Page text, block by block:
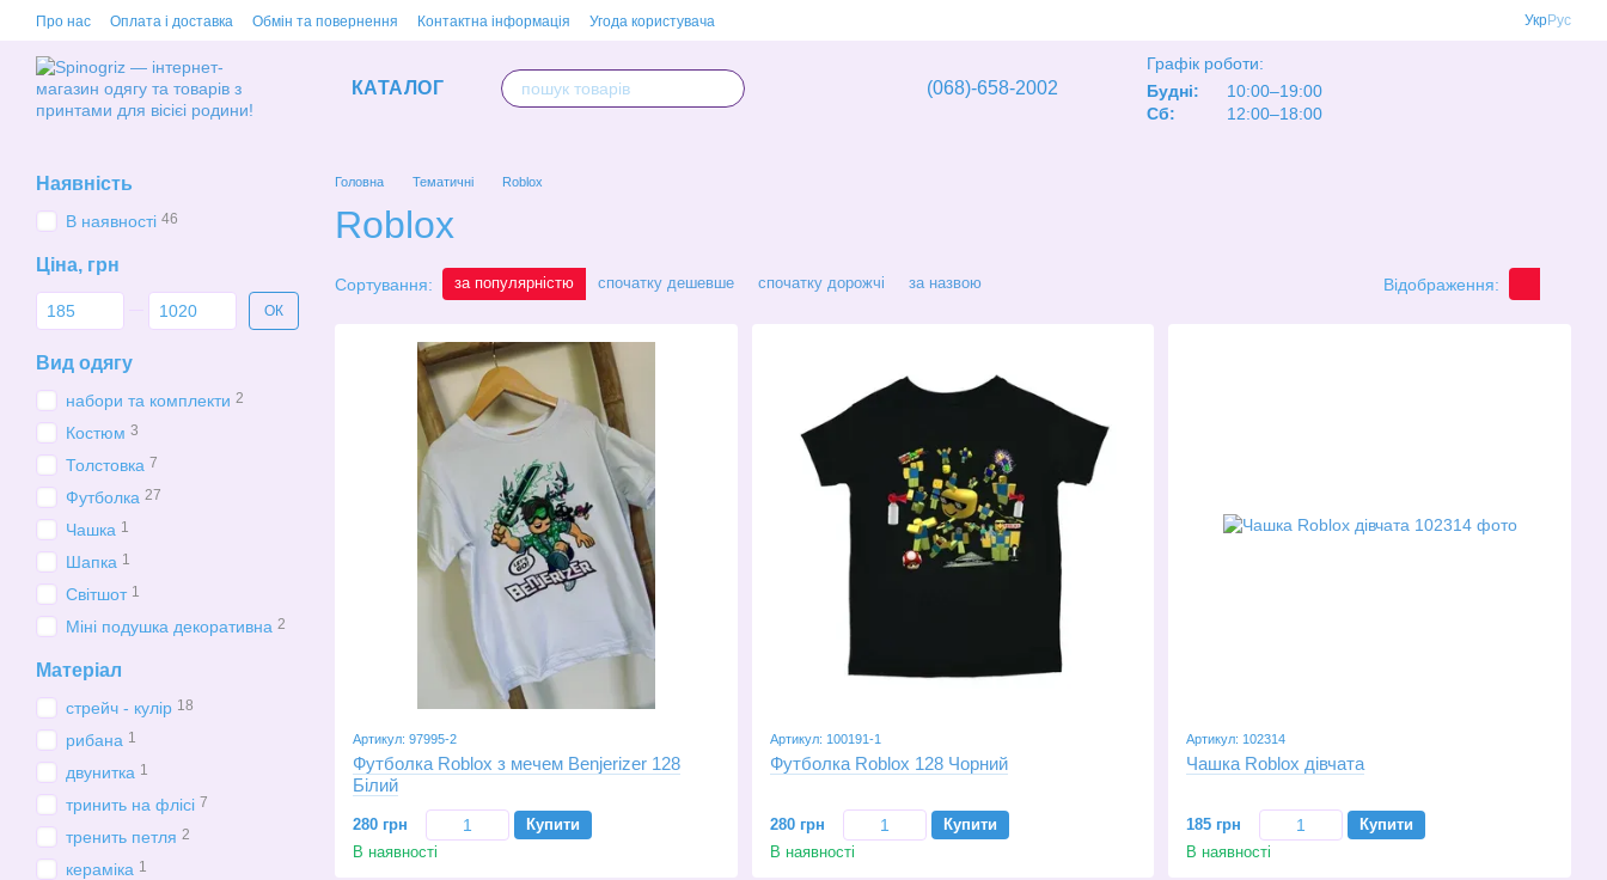
Перейти до основного контенту
Про нас Оплата і доставка Обмін та повернення Контактна інформація Угода користувача УкрРус
КАТАЛОГ (068)-658-2002
Графік роботи:
Будні:
10:00–19:00
Сб:
12:00–18:00
Головна Тематичні Roblox
Roblox
Сортування: за популярністю спочатку дешевше спочатку дорожчі за назвою Відображення:
Артикул: 97995-2
Футболка Roblox з мечем Benjerizer 128
Білий
280 грн
Купити
В наявності
Артикул: 100191-1
Футболка Roblox 128 Чорний
280 грн
Купити
В наявності
Артикул: 102314
Чашка Roblox дівчата
185 грн
Купити
В наявності
Наявність
В наявності 46
Ціна, грн
Від Ціна, грн
До Ціна, грн ОК
Вид одягу
набори та комплекти 2
Костюм 3
Толстовка 7
Футболка 27
Чашка 1
Шапка 1
Світшот 1
Міні подушка декоративна 2
Матеріал
стрейч - кулір 18
рибана 1
двунитка 1
тринить на флісі 7
тренить петля 2
кераміка 1